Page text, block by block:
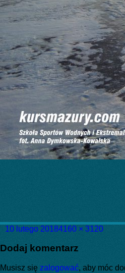
Data
10 lutego 2018Pełny
4160 × 3120
Dodaj komentarz
Musisz się zalogować, aby móc